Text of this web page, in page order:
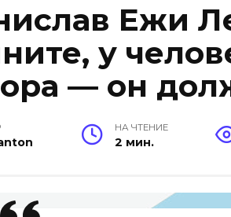
Ежи
у
— он
НА ЧТЕНИЕ
2 мин.